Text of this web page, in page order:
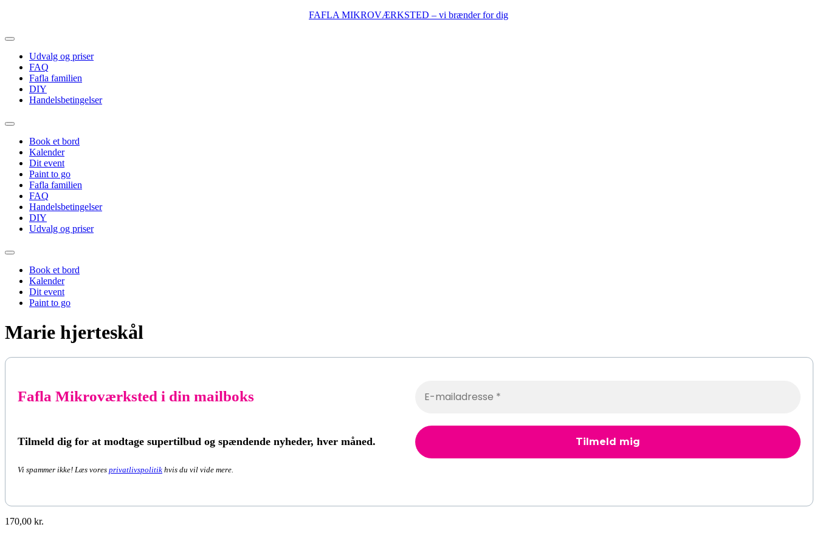
indhold
FAFLA MIKROVÆRKSTED – vi brænder for dig
Udvalg og priser
FAQ
Fafla familien
DIY
Handelsbetingelser
Book et bord
Kalender
Dit event
Paint to go
Fafla familien
FAQ
Handelsbetingelser
DIY
Udvalg og priser
Book et bord
Kalender
Dit event
Paint to go
Marie hjerteskål
Fafla Mikroværksted i din mailboks
Tilmeld dig for at modtage supertilbud og spændende nyheder, hver måned.
Vi spammer ikke! Læs vores privatlivspolitik hvis du vil vide mere.
170,00 kr.